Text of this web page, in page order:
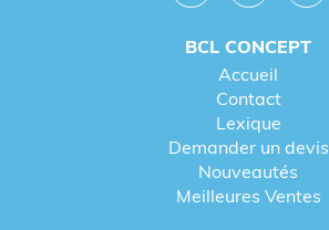
BCL CONCEPT
Accueil
Contact
Lexique
Demander un devis
Nouveautés
Meilleures Ventes